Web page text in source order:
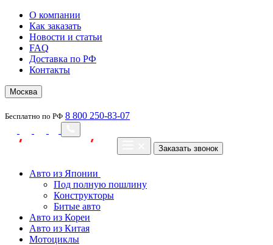
О компании
Как заказать
Новости и статьи
FAQ
Доставка по РФ
Контакты
Москва
Бесплатно по РФ 8 800 250-83-07
Заказать звонок
Авто из Японии
Под полную пошлину
Конструкторы
Битые авто
Авто из Кореи
Авто из Китая
Мотоциклы